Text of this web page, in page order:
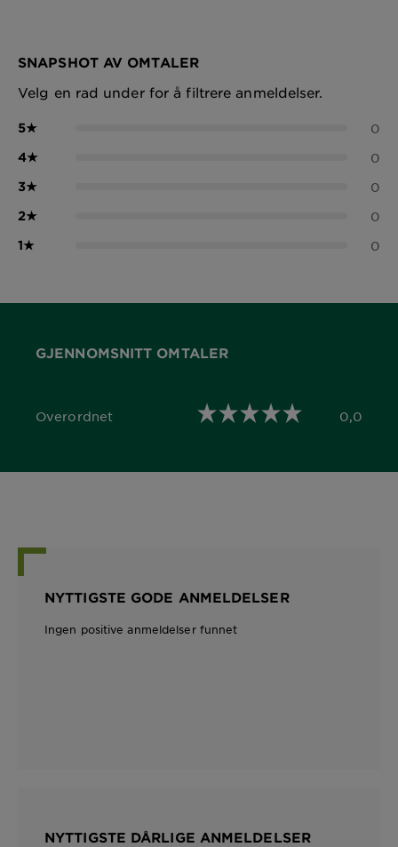
SNAPSHOT AV OMTALER
Velg en rad under for å filtrere anmeldelser.
5★ 0
4★ 0
3★ 0
2★ 0
1★ 0
GJENNOMSNITT OMTALER
Overordnet
0,0 out of 5 stars 0,0
NYTTIGSTE GODE ANMELDELSER
Ingen positive anmeldelser funnet
NYTTIGSTE DÅRLIGE ANMELDELSER